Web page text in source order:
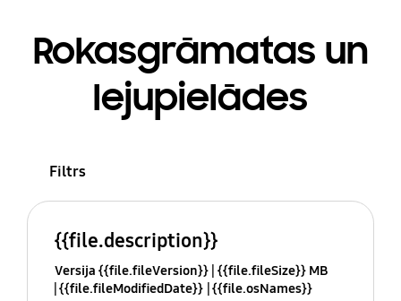
Rokasgrāmatas un
lejupielādes
Filtrs
{{file.description}}
Versija {{file.fileVersion}} {{file.fileSize}} MB
{{file.fileModifiedDate}} {{file.osNames}}